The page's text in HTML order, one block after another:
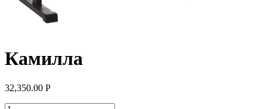
Камилла
32,350.00 Р